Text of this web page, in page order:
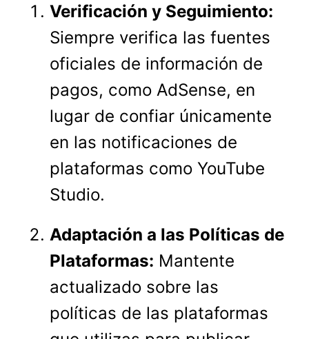
Verificación y Seguimiento:
Siempre verifica las fuentes
oficiales de información de
pagos, como AdSense, en
lugar de confiar únicamente
en las notificaciones de
plataformas como YouTube
Studio.
Adaptación a las Políticas de
Plataformas: Mantente
actualizado sobre las
políticas de las plataformas